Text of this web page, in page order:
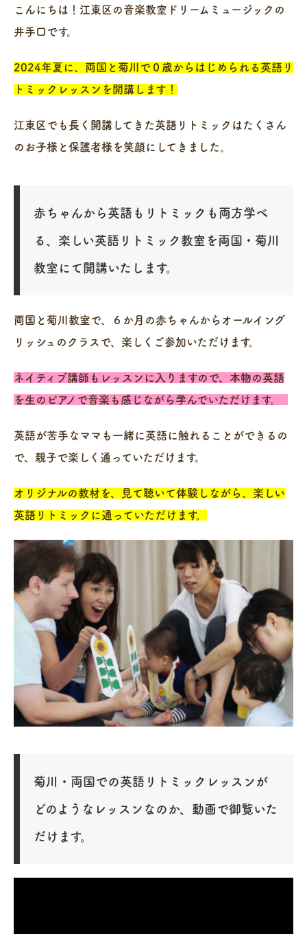
こんにちは！江東区の音楽教室ドリームミュージックの
井手口です。
2024年夏に、両国と菊川で０歳からはじめられる英語リ
トミックレッスンを開講します！
江東区でも長く開講してきた英語リトミックはたくさん
のお子様と保護者様を笑顔にしてきました。
赤ちゃんから英語もリトミックも両方学べ
る、楽しい英語リトミック教室を両国・菊川
教室にて開講いたします。
両国と菊川教室で、６か月の赤ちゃんからオールイング
リッシュのクラスで、楽しくご参加いただけます。
ネイティブ講師もレッスンに入りますので、本物の英語
を生のピアノで音楽も感じながら学んでいただけます。
英語が苦手なママも一緒に英語に触れることができるの
で、親子で楽しく通っていただけます。
オリジナルの教材を、見て聴いて体験しながら、楽しい
英語リトミックに通っていただけます。
菊川・両国での英語リトミックレッスンが
どのようなレッスンなのか、動画で御覧いた
だけます。